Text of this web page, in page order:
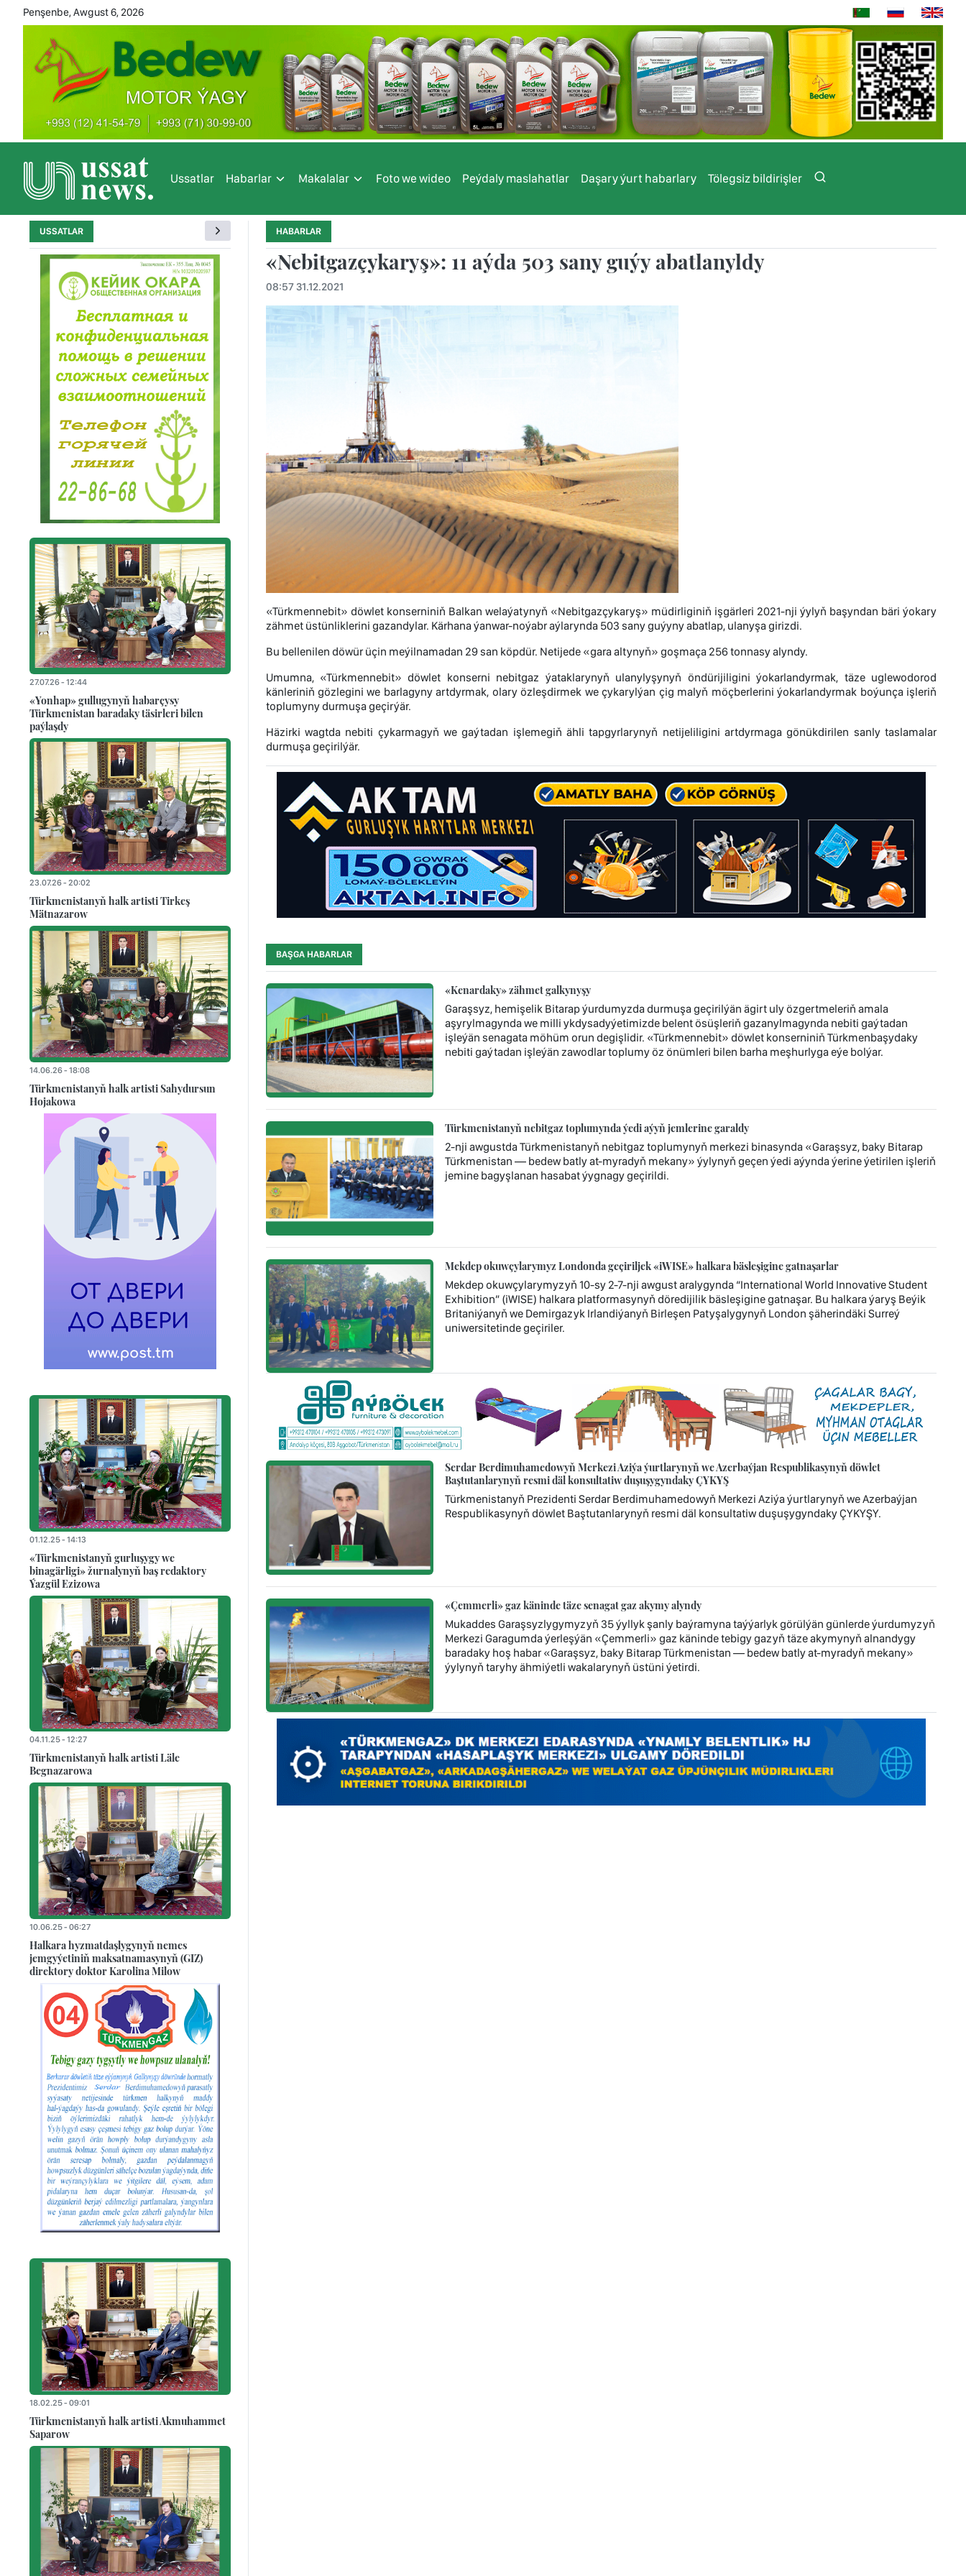
Penşenbe, Awgust 6, 2026
Ussatlar Habarlar Makalalar Foto we wideo Peýdaly maslahatlar Daşary ýurt habarlary Tölegsiz bildirişler
HABARLAR
«Nebitgazçykaryş»: 11 aýda 503 sany guýy abatlanyldy
08:57 31.12.2021
«Türkmennebit» döwlet konserniniň Balkan welaýatynyň «Nebitgazçykaryş» müdirliginiň işgärleri 2021-nji ýylyň başyndan bäri ýokary
zähmet üstünliklerini gazandylar. Kärhana ýanwar-noýabr aýlarynda 503 sany guýyny abatlap, ulanyşa girizdi.
Bu bellenilen döwür üçin meýilnamadan 29 san köpdür. Netijede «gara altynyň» goşmaça 256 tonnasy alyndy.
Umumna, «Türkmennebit» döwlet konserni nebitgaz ýataklarynyň ulanylyşynyň öndürijiligini ýokarlandyrmak, täze uglewodorod
känleriniň gözlegini we barlagyny artdyrmak, olary özleşdirmek we çykarylýan çig malyň möçberlerini ýokarlandyrmak boýunça işleriň
toplumyny durmuşa geçirýär.
Häzirki wagtda nebiti çykarmagyň we gaýtadan işlemegiň ähli tapgyrlarynyň netijeliligini artdyrmaga gönükdirilen sanly taslamalar
durmuşa geçirilýär.
BAŞGA HABARLAR
«Kenardaky» zähmet galkynyşy
Garaşsyz, hemişelik Bitarap ýurdumyzda durmuşa geçirilýän ägirt uly özgertmeleriň amala
aşyrylmagynda we milli ykdysadyýetimizde belent ösüşleriň gazanylmagynda nebiti gaýtadan
işleýän senagata möhüm orun degişlidir. «Türkmennebit» döwlet konserniniň Türkmenbaşydaky
nebiti gaýtadan işleýän zawodlar toplumy öz önümleri bilen barha meşhurlyga eýe bolýar.
Türkmenistanyň nebitgaz toplumynda ýedi aýyň jemlerine garaldy
2-nji awgustda Türkmenistanyň nebitgaz toplumynyň merkezi binasynda «Garaşsyz, baky Bitarap
Türkmenistan — bedew batly at-myradyň mekany» ýylynyň geçen ýedi aýynda ýerine ýetirilen işleriň
jemine bagyşlanan hasabat ýygnagy geçirildi.
Mekdep okuwçylarymyz Londonda geçiriljek «iWISE» halkara bäsleşigine gatnaşarlar
Mekdep okuwçylarymyzyň 10-sy 2-7-nji awgust aralygynda “International World Innovative Student
Exhibition” (iWISE) halkara platformasynyň döredijilik bäsleşigine gatnaşar. Bu halkara ýaryş Beýik
Britaniýanyň we Demirgazyk Irlandiýanyň Birleşen Patyşalygynyň London şäherindäki Surreý
uniwersitetinde geçiriler.
Serdar Berdimuhamedowyň Merkezi Aziýa ýurtlarynyň we Azerbaýjan Respublikasynyň döwlet
Baştutanlarynyň resmi däl konsultatiw duşuşygyndaky ÇYKYŞ
Türkmenistanyň Prezidenti Serdar Berdimuhamedowyň Merkezi Aziýa ýurtlarynyň we Azerbaýjan
Respublikasynyň döwlet Baştutanlarynyň resmi däl konsultatiw duşuşygyndaky ÇYKYŞY.
«Çemmerli» gaz käninde täze senagat gaz akymy alyndy
Mukaddes Garaşsyzlygymyzyň 35 ýyllyk şanly baýramyna taýýarlyk görülýän günlerde ýurdumyzyň
Merkezi Garagumda ýerleşýän «Çemmerli» gaz käninde tebigy gazyň täze akymynyň alnandygy
baradaky hoş habar «Garaşsyz, baky Bitarap Türkmenistan — bedew batly at-myradyň mekany»
ýylynyň taryhy ähmiýetli wakalarynyň üstüni ýetirdi.
USSATLAR
27.07.26 - 12:44
«Yonhap» gullugynyň habarçysy
Türkmenistan baradaky täsirleri bilen
paýlaşdy
23.07.26 - 20:02
Türkmenistanyň halk artisti Tirkeş
Mätnazarow
14.06.26 - 18:08
Türkmenistanyň halk artisti Sahydursun
Hojakowa
01.12.25 - 14:13
«Türkmenistanyň gurluşygy we
binagärligi» žurnalynyň baş redaktory
Ýazgül Ezizowa
04.11.25 - 12:27
Türkmenistanyň halk artisti Läle
Begnazarowa
10.06.25 - 06:27
Halkara hyzmatdaşlygynyň nemes
jemgyýetiniň maksatnamasynyň (GIZ)
direktory doktor Karolina Milow
18.02.25 - 09:01
Türkmenistanyň halk artisti Akmuhammet
Saparow